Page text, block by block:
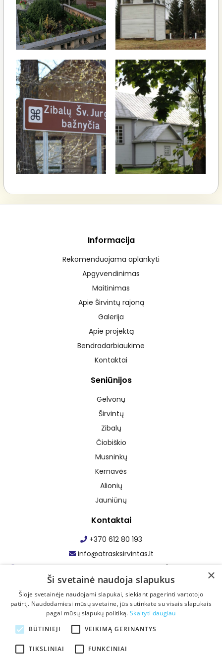
Informacija
Rekomenduojama aplankyti
Apgyvendinimas
Maitinimas
Apie Širvintų rajoną
Galerija
Apie projektą
Bendradarbiaukime
Kontaktai
Seniūnijos
Gelvonų
Širvintų
Zibalų
Čiobiškio
Musninkų
Kernavės
Alionių
Jauniūnų
Kontaktai
+370 612 80 193
info@atrasksirvintas.lt
Maumedžio g. 1, Staškūniškio k., Zibalų sen., Širvintų r. sav.
Facebook: Atrask Širvintas
×
Ši svetainė naudoja slapukus
Šioje svetainėje naudojami slapukai, siekiant pagerinti vartotojo
patirtį. Naudodamiesi mūsų svetaine, jūs sutinkate su visais slapukais
pagal mūsų slapukų politiką. Skaityti daugiau
BŪTINIEJI
VEIKIMĄ GERINANTYS
TIKSLINIAI FUNKCINIAI